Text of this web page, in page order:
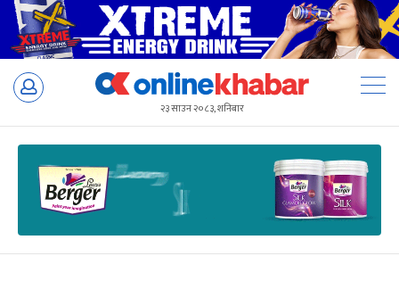
Skip
२३ साउन २०८३, शनिबार